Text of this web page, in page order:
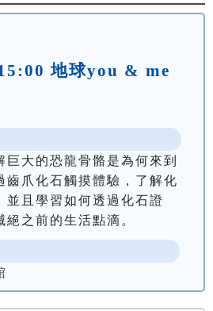
地球you & me
巨大的恐龍骨骼是為何來到
齒爪化石觸摸體驗，了解化
並且學習如何透過化石證
之前的生活點滴。